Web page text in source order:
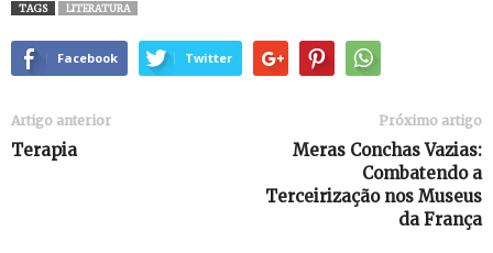
TAGS LITERATURA
Facebook Twitter
Artigo anterior
Terapia
Próximo artigo
Meras Conchas Vazias:
Combatendo a
Terceirização nos Museus
da França